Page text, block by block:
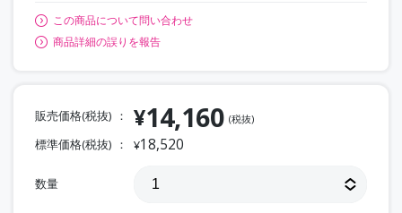
この商品について問い合わせ
商品詳細の誤りを報告
販売価格(税抜) ¥14,160 (税抜)
標準価格(税抜) ¥18,520
数量